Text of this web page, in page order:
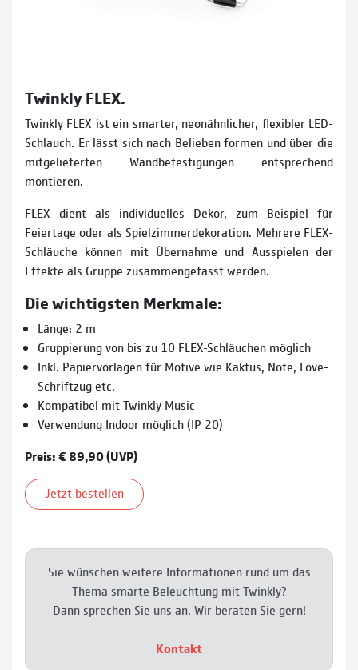
Twinkly FLEX.
Twinkly FLEX ist ein smarter, neonähnlicher, flexibler LED-
Schlauch. Er lässt sich nach Belieben formen und über die
mitgelieferten Wandbefestigungen entsprechend
montieren.
FLEX dient als individuelles Dekor, zum Beispiel für
Feiertage oder als Spielzimmerdekoration. Mehrere FLEX-
Schläuche können mit Übernahme und Ausspielen der
Effekte als Gruppe zusammengefasst werden.
Die wichtigsten Merkmale:
Länge: 2 m
Gruppierung von bis zu 10 FLEX-Schläuchen möglich
Inkl. Papiervorlagen für Motive wie Kaktus, Note, Love-
Schriftzug etc.
Kompatibel mit Twinkly Music
Verwendung Indoor möglich (IP 20)
Preis: € 89,90 (UVP)
Jetzt bestellen
Sie wünschen weitere Informationen rund um das
Thema smarte Beleuchtung mit Twinkly?
Dann sprechen Sie uns an. Wir beraten Sie gern!
Kontakt